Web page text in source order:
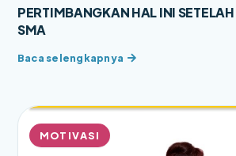
PERTIMBANGKAN HAL INI
SMA
MOTIVASI